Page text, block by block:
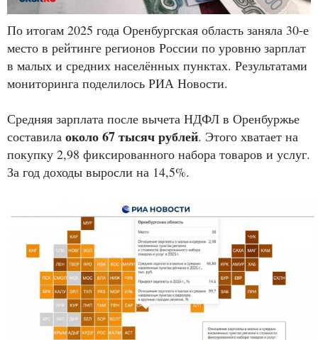
По итогам 2025 года Оренбургская область заняла 30-е
место в рейтинге регионов России по уровню зарплат
в малых и средних населённых пунктах. Результатами
мониторинга поделилось РИА Новости.
Средняя зарплата после вычета НДФЛ в Оренбуржье
составила около 67 тысяч рублей. Этого хватает на
покупку 2,98 фиксированного набора товаров и услуг.
За год доходы выросли на 14,5%.